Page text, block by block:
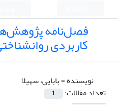
فصل‌نامه
کاربردی
نویسنده =بابایی، سهیلا
تعداد مقالات:
1